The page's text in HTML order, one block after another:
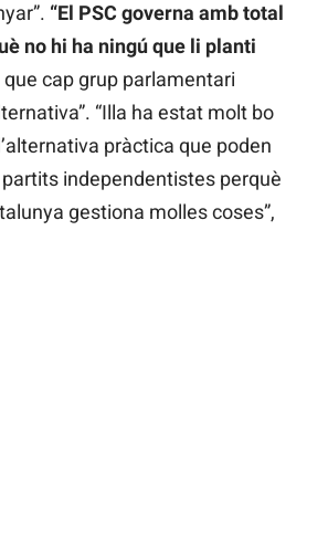
“El PSC governa amb total
no hi ha ningú que li planti
cap grup parlamentari
“Illa ha estat molt bo
pràctica que poden
independentistes perquè
gestiona molles coses”,